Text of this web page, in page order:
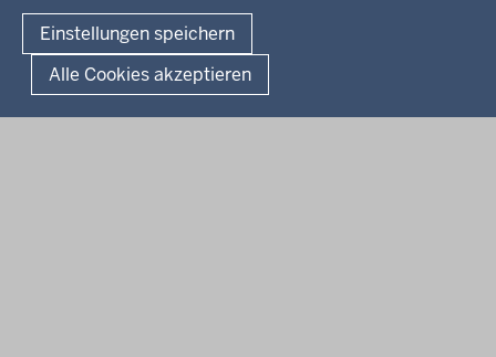
Einstellungen speichern
Alle Cookies akzeptieren
Organisationsplan
Lizenzbedingungen Geobasis NRW
Dokumente und Ressourcen
Kontakt